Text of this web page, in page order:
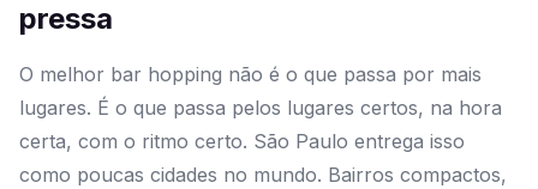
pressa
O melhor bar hopping não é o que passa por mais
lugares. É o que passa pelos lugares certos, na hora
certa, com o ritmo certo. São Paulo entrega isso
como poucas cidades no mundo. Bairros compactos,